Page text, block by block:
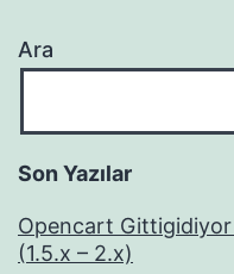
Ara
Son Yazılar
Opencart
(1.5.x – 2.x)